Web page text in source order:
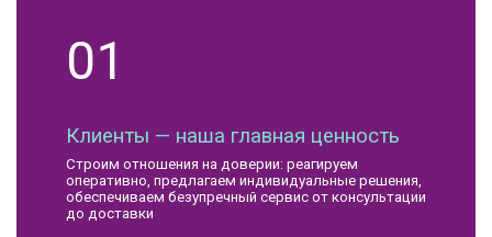
01
Клиенты — наша главная ценность
Строим отношения на доверии: реагируем
оперативно, предлагаем индивидуальные решения,
обеспечиваем безупречный сервис от консультации
до доставки